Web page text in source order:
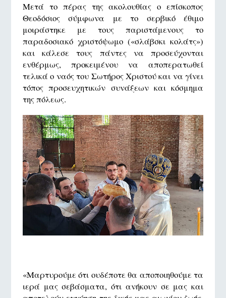
Μετά το πέρας της ακολουθίας ο επίσκοπος
Θεοδόσιος σύμφωνα με το σερβικό έθιμο
μοιράστηκε με τους παριστάμενους το
παραδοσιακό χριστόψωμο («σλάβσκι κολάτς»)
και κάλεσε τους πάντες να προσεύχονται
ενθέρμως, προκειμένου να αποπερατωθεί
τελικά ο ναός του Σωτήρος Χριστού και να γίνει
τόπος προσευχητικών συνάξεων και κόσμημα
της πόλεως.
«Μαρτυρούμε ότι ουδέποτε θα αποποιηθούμε τα
ιερά μας σεβάσματα, ότι ανήκουν σε μας και